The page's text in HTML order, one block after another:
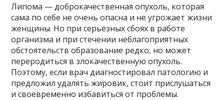
Липома — доброкачественная опухоль, которая
сама по себе не очень опасна и не угрожает жизни
женщины. Но при серьезных сбоях в работе
организма и при стечении неблагоприятных
обстоятельств образование редко, но может
переродиться в злокачественную опухоль.
Поэтому, если врач диагностировал патологию и
предложил удалять жировик, стоит прислушаться
и своевременно избавиться от проблемы.